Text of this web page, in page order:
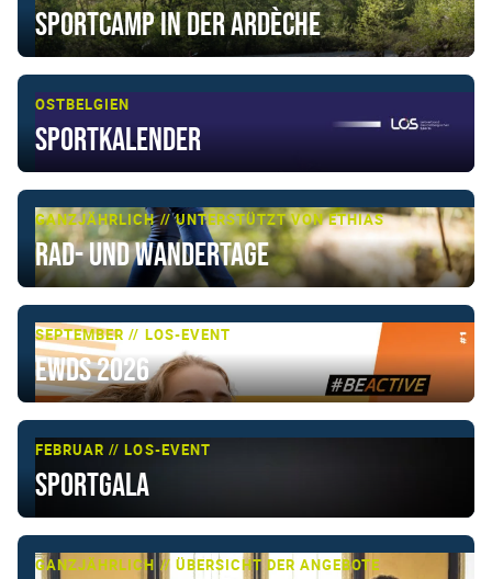
Sportcamp in der Ardèche
OSTBELGIEN
Sportkalender
GANZJÄHRLICH // UNTERSTÜTZT VON ETHIAS
Rad- und Wandertage
SEPTEMBER // LOS-EVENT
EWDS 2026
FEBRUAR // LOS-EVENT
Sportgala
GANZJÄHRLICH // ÜBERSICHT DER ANGEBOTE